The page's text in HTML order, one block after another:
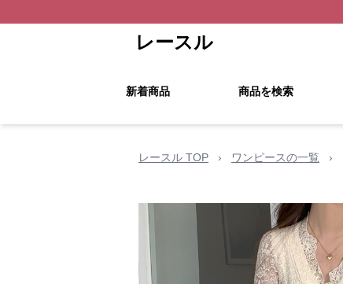
レースル
新着商品 商品を検索
レースル TOP › ワンピースの一覧 ›